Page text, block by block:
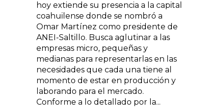
hoy extiende su presencia a la capital
coahuilense donde se nombró a
Omar Martínez como presidente de
ANEI-Saltillo. Busca aglutinar a las
empresas micro, pequeñas y
medianas para representarlas en las
necesidades que cada una tiene al
momento de estar en producción y
laborando para el mercado.
Conforme a lo detallado por la...